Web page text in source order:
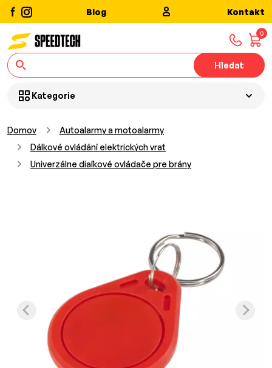
Blog Kontakt
0
Hledat
Kategorie
Domov
Autoalarmy a motoalarmy
Dálkové ovládání elektrických vrat
Univerzálne diaľkové ovládače pre brány